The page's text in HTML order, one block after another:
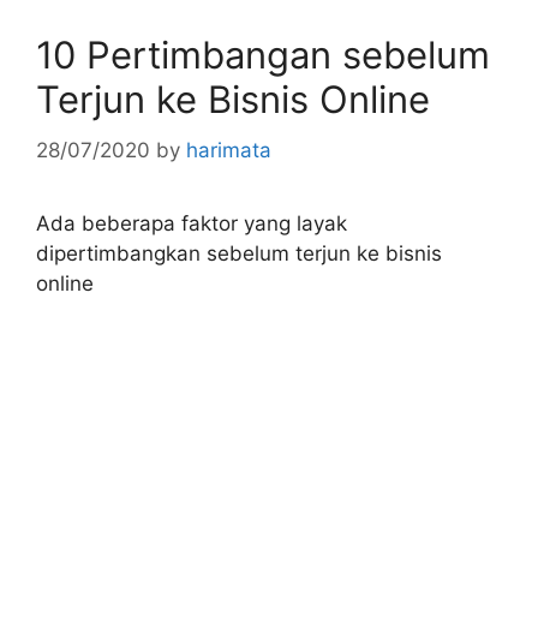
10 Pertimbangan sebelum
Terjun ke Bisnis Online
28/07/2020 by harimata
Ada beberapa faktor yang layak
dipertimbangkan sebelum terjun ke bisnis
online